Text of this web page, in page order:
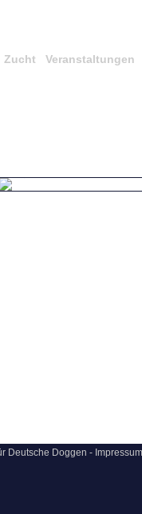
Zucht Veranstaltungen
Deutsche Doggen - Impressum